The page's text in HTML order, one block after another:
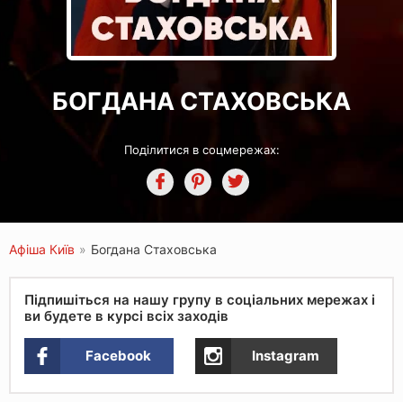
БОГДАНА СТАХОВСЬКА
Поділитися в соцмережах:
Афіша Київ » Богдана Стаховська
Підпишіться на нашу групу в соціальних мережах і
ви будете в курсі всіх заходів
Facebook Instagram